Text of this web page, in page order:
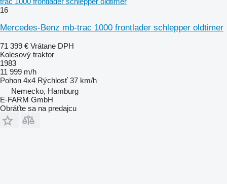
16
Mercedes-Benz mb-trac 1000 frontlader schlepper oldtimer
71 399 € Vrátane DPH
Kolesový traktor
1983
11 999 m/h
Pohon 4x4 Rýchlosť 37 km/h
Nemecko, Hamburg
E-FARM GmbH
Obráťte sa na predajcu